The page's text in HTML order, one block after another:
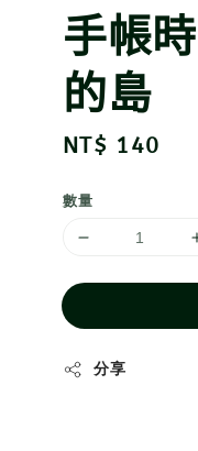
手帳
的島
Regular
NT$ 140
數量
分享